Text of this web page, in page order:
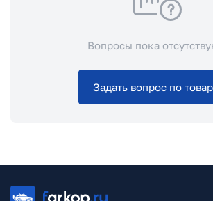
Вопросы пока
Задать вопрос по